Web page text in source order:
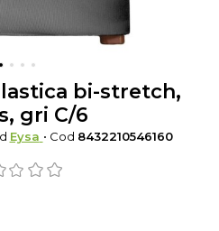
bi-stretch,
gri C/6
Eysa • Cod 8432210546160